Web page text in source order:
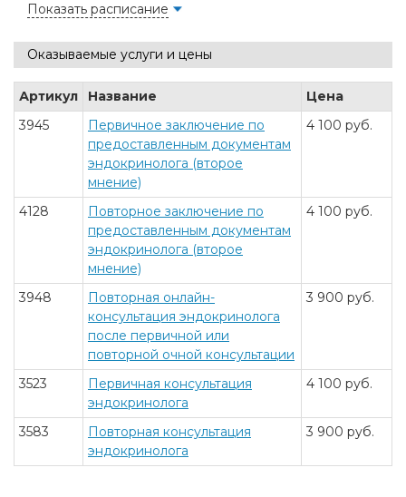
Показать расписание
Оказываемые услуги и цены
Артикул Название
Цена
3945
Первичное заключение по
предоставленным документам
эндокринолога (второе
мнение)
4 100 руб.
4128
Повторное заключение по
предоставленным документам
эндокринолога (второе
мнение)
4 100 руб.
3948
Повторная онлайн-
консультация эндокринолога
после первичной или
повторной очной консультации
3 900 руб.
3523
Первичная консультация
эндокринолога
4 100 руб.
3583
Повторная консультация
эндокринолога
3 900 руб.